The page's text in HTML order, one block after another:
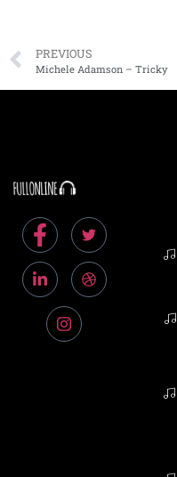
PREVIOUS
Michele Adamson – Tricky